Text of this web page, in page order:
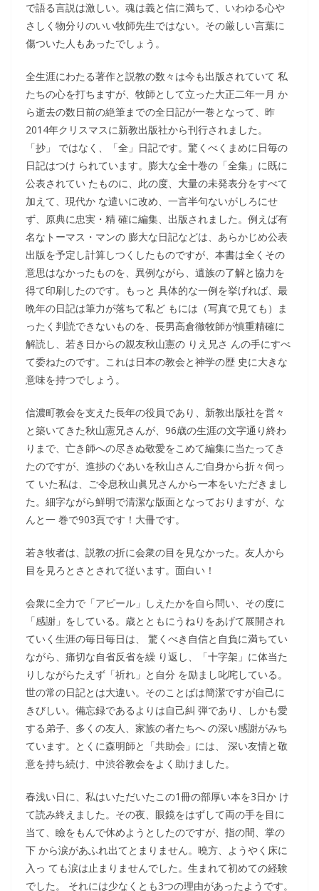
で語る言説は激しい。魂は義と信に満ちて、いわゆる心や
さしく物分りのいい牧師先生ではない。その厳しい言葉に
傷ついた人もあったでしょう。
全生涯にわたる著作と説教の数々は今も出版されていて 私
たちの心を打ちますが、牧師として立った大正二年一月 か
ら逝去の数日前の絶筆までの全日記が一巻となって、昨
2014年クリスマスに新教出版社から刊行されました。
「抄」 ではなく、「全」日記です。驚くべくまめに日毎の
日記はつけ られています。膨大な全十巻の「全集」に既に
公表されてい たものに、此の度、大量の未発表分をすべて
加えて、現代か な遣いに改め、一言半句ないがしろにせ
ず、原典に忠実・精 確に編集、出版されました。例えば有
名なトーマス・マンの 膨大な日記などは、あらかじめ公表
出版を予定し計算しつくしたものですが、本書は全くその
意思はなかったものを、異例ながら、遺族の了解と協力を
得て印刷したのです。もっと 具体的な一例を挙げれば、最
晩年の日記は筆力が落ちて私ど もには（写真で見ても）ま
ったく判読できないものを、長男高倉徹牧師が慎重精確に
解読し、若き日からの親友秋山憲の りえ兄さ んの手にすべ
て委ねたのです。これは日本の教会と神学の歴 史に大きな
意味を持つでしょう。
信濃町教会を支えた長年の役員であり、新教出版社を営々
と築いてきた秋山憲兄さんが、96歳の生涯の文字通り終わ
りまで、亡き師への尽きぬ敬愛をこめて編集に当たってき
たのですが、進捗のぐあいを秋山さんご自身から折々伺っ
て いた私は、ご令息秋山眞兄さんから一本をいただきまし
た。細字ながら鮮明で清潔な版面となっておりますが、な
んと一 巻で903頁です！大冊です。
若き牧者は、説教の折に会衆の目を見なかった。友人から
目を見ろとさとされて従います。面白い！
会衆に全力で「アピール」しえたかを自ら問い、その度に
「感謝」をしている。歳とともにうねりをあげて展開され
ていく生涯の毎日毎日は、 驚くべき自信と自負に満ちてい
ながら、痛切な自省反省を繰 り返し、「十字架」に体当た
りしながらたえず「祈れ」と自分 を励まし叱咤している。
世の常の日記とは大違い。そのことばは簡潔ですが自己に
きびしい。備忘録であるよりは自己糾 弾であり、しかも愛
する弟子、多くの友人、家族の者たちへ の深い感謝がみち
ています。とくに森明師と「共助会」には、 深い友情と敬
意を持ち続け、中渋谷教会をよく助けました。
春浅い日に、私はいただいたこの1冊の部厚い本を3日か け
て読み終えました。その夜、眼鏡をはずして両の手を目に
当て、瞼をもんで休めようとしたのですが、指の間、掌の
下 から涙があふれ出てとまりません。曉方、ようやく床に
入っ ても涙は止まりませんでした。生まれて初めての経験
でした。 それには少なくとも3つの理由があったようです。